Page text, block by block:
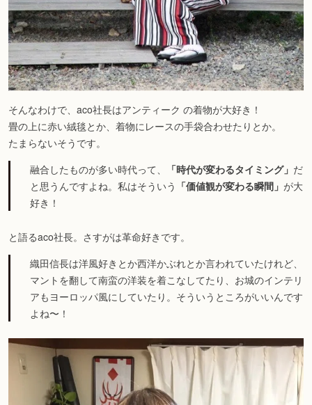
そんなわけで、aco社長はアンティーク の着物が大好き！
畳の上に赤い絨毯とか、着物にレースの手袋合わせたりとか。
たまらないそうです。
融合したものが多い時代って、
「時代が変わるタイミング」 だ
と思うんですよね。私はそういう 「価値観が変わる瞬間」 が大
好き！
と語るaco社長。さすがは革命好きです。
織田信長は洋風好きとか西洋かぶれとか言われていたけれど、
マントを翻して南蛮の洋装を着こなしてたり、お城のインテリ
アもヨーロッパ風にしていたり。そういうところがいいんです
よね〜！